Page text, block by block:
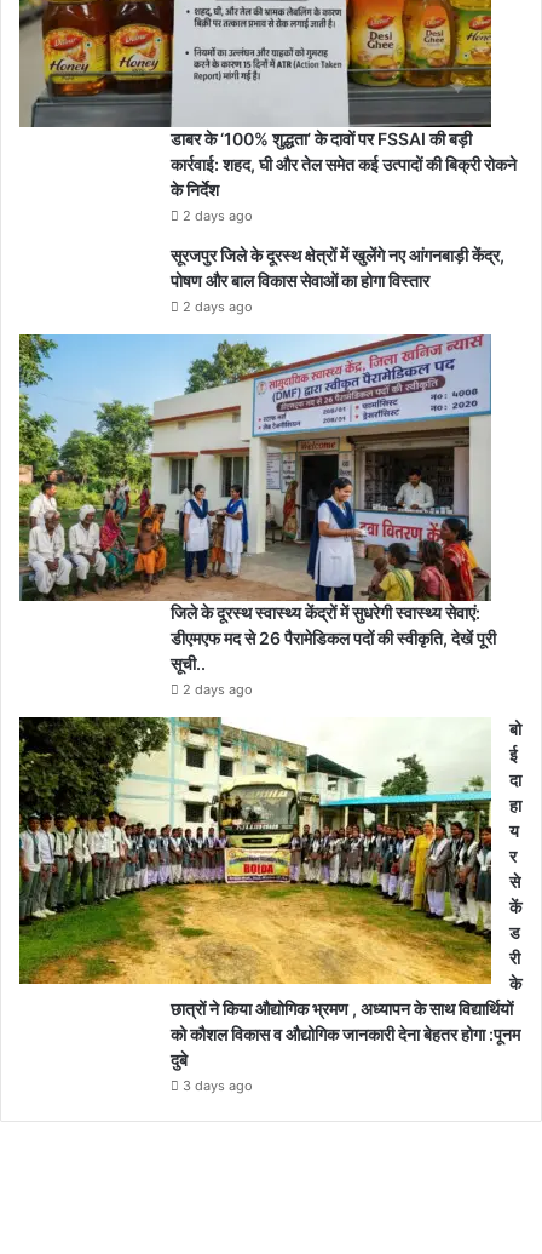
डाबर के ‘100% शुद्धता’ के दावों पर FSSAI की बड़ी
कार्रवाई: शहद, घी और तेल समेत कई उत्पादों की बिक्री रोकने
के निर्देश
2 days ago
सूरजपुर जिले के दूरस्थ क्षेत्रों में खुलेंगे नए आंगनबाड़ी केंद्र,
पोषण और बाल विकास सेवाओं का होगा विस्तार
2 days ago
जिले के दूरस्थ स्वास्थ्य केंद्रों में सुधरेगी स्वास्थ्य सेवाएं:
डीएमएफ मद से 26 पैरामेडिकल पदों की स्वीकृति, देखें पूरी
सूची..
2 days ago
बो
ई
दा
हा
य
र
से
कें
ड
री
के
छात्रों ने किया औद्योगिक भ्रमण , अध्यापन के साथ विद्यार्थियों
को कौशल विकास व औद्योगिक जानकारी देना बेहतर होगा :पूनम
दुबे
3 days ago